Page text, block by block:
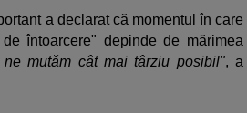
a declarat că momentul în care
întoarcere" depinde de mărimea
ne mutăm cât mai târziu posibil", a